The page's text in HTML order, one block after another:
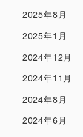
2025年8月
2025年1月
2024年12月
2024年11月
2024年8月
2024年6月